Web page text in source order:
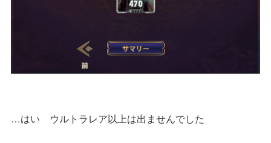
…はい ウルトラレア以上は出ませんでした